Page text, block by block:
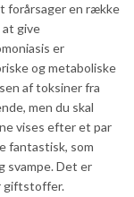
forårsager en række
give
er
og metaboliske
af toksiner fra
men du skal
vises efter et par
fantastisk, som
svampe. Det er
giftstoffer.